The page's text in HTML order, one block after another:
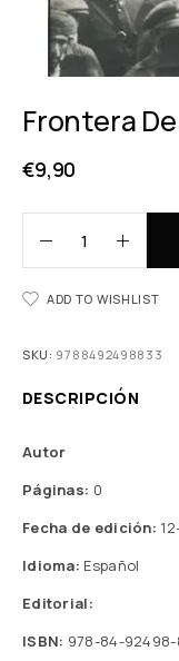
Frontera
€9,90
ADD TO WISHLIST
SKU: 9788492498833
DESCRIPCIÓN
Autor
Páginas: 0
Fecha de edición:
Idioma: Español
Editorial:
ISBN: 978-84-92498-